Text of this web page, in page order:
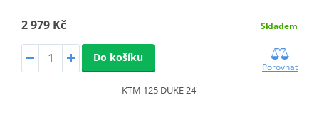
2 979 Kč Skladem
Do košíku
Porovnat
KTM 125 DUKE 24'